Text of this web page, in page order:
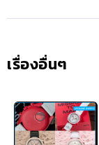
เรื่องอื่นๆ